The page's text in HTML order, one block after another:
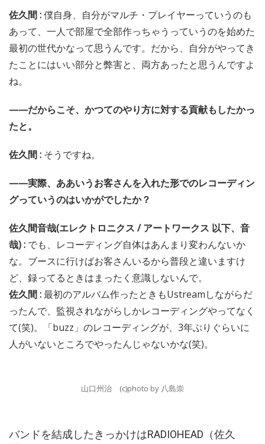
佐久間 :僕自身、自分がマルチ・プレイヤーっていうのも
あって、一人で部屋で全部作っちゃうっていうのを始めた
最初の世代かなって思うんです。だから、自分がやってき
たことにはいい部分と弊害と、両方あったと思うんですよ
ね。
——だからこそ、かつてのやり方に対する貢献もしたかっ
たと。
佐久間 : そうですね。
——実際、ああいうお客さんを入れた形でのレコーディン
グっていうのはいかがでしたか？
佐久間音哉(エレクトロニクス / アートワークス 以下、音
哉) : でも、レコーディング自体はあんまり変わんないか
な。ブースに行けばお客さんいるから普段と違いますけ
ど、録ってるときはまったく意識しないんで。
佐久間 :最初のアルバム作ったときもUstreamしながらだ
ったんで、監視されながらしかレコーディングやってなく
て(笑)。「buzz」のレコーディングが、3年ぶりぐらいに
人がいないところでやったんじゃないかな(笑)。
山口州治 (c)photo by 八島崇
バンドを結成したきっかけはRADIOHEAD（佐久